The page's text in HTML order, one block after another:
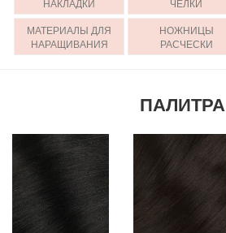
НАКЛАДКИ
ЧЕЛКИ
МАТЕРИАЛЫ ДЛЯ
НАРАЩИВАНИЯ
НОЖНИЦЫ
РАСЧЕСКИ
ПАЛИТРА